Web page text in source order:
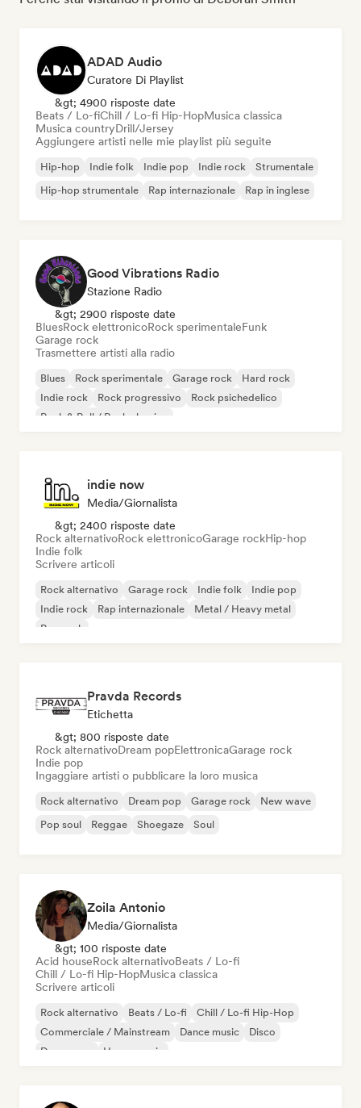
ADAD Audio
Curatore Di Playlist
&gt; 4900 risposte date
Beats / Lo-fiChill / Lo-fi Hip-HopMusica classica
Musica countryDrill/Jersey
Aggiungere artisti nelle mie playlist più seguite
Hip-hop Indie folk Indie pop Indie rock
Strumentale
Hip-hop strumentale
Rap internazionale Rap in inglese
Good Vibrations Radio
Stazione Radio
&gt; 2900 risposte date
BluesRock elettronicoRock sperimentaleFunk
Garage rock
Trasmettere artisti alla radio
Blues Rock sperimentale Garage rock
Hard rock
Indie rock
Rock progressivo
Rock psichedelico
Rock & Roll / Rock classico
indie now
Media/Giornalista
&gt; 2400 risposte date
Rock alternativoRock elettronicoGarage rockHip-hop
Indie folk
Scrivere articoli
Rock alternativo Garage rock Indie folk
Indie pop
Indie rock
Rap internazionale
Metal / Heavy metal
Pop rock
Pravda Records
Etichetta
&gt; 800 risposte date
Rock alternativoDream popElettronicaGarage rock
Indie pop
Ingaggiare artisti o pubblicare la loro musica
Rock alternativo Dream pop Garage rock
New wave
Pop soul
Reggae Shoegaze Soul
Zoila Antonio
Media/Giornalista
&gt; 100 risposte date
Acid houseRock alternativoBeats / Lo-fi
Chill / Lo-fi Hip-HopMusica classica
Scrivere articoli
Rock alternativo Beats / Lo-fi
Chill / Lo-fi Hip-Hop
Commerciale / Mainstream
Dance music
Disco
Dream pop
House music